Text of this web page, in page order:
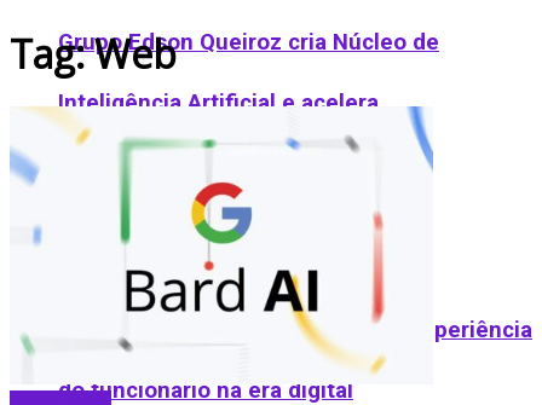
Grupo Edson Queiroz cria Núcleo de
Inteligência Artificial e acelera
Tecnologia e recursos humanos: experiência
do funcionário na era digital
Tag:Web